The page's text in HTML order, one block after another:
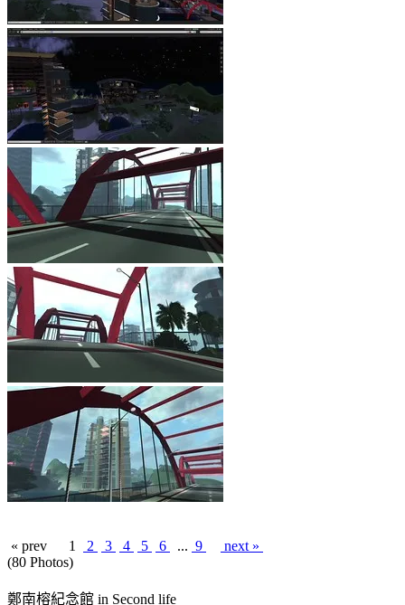
« prev 1 2 3 4 5 6 ... 9
next »
(80 Photos)
鄭南榕紀念館 in Second life